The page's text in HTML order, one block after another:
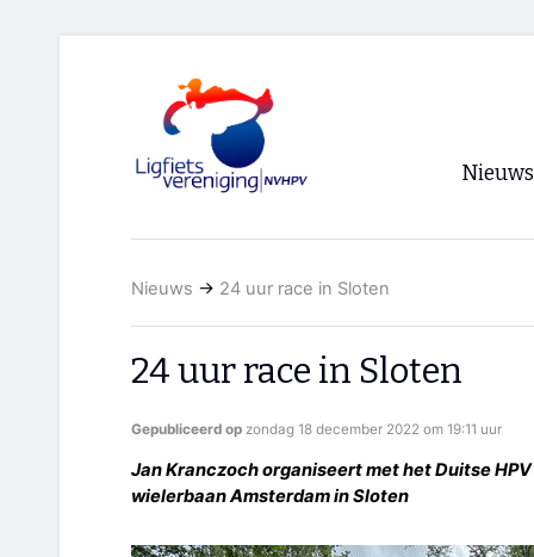
Nieuws
Nieuws → 24 uur race in Sloten
24 uur race in Sloten
Gepubliceerd op zondag 18 december 2022 om 19:11 uur
Jan Kranczoch organiseert met het Duitse
wielerbaan Amsterdam in Sloten